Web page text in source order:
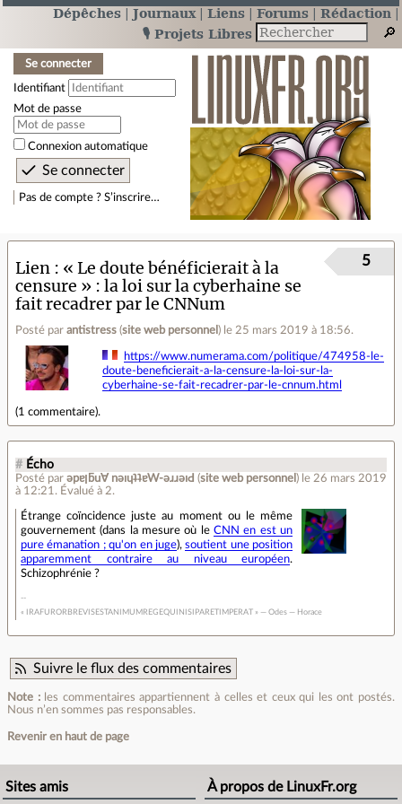
Dépêches Journaux Liens Forums
Rédaction
🎙️ Projets Libres
Se connecter
Identifiant
Mot de passe
Connexion automatique
Pas de compte ? S’inscrire…
Lien
« Le doute bénéficierait à la
censure » : la loi sur la cyberhaine se
fait recadrer par le CNNum
Posté par antistress (site web personnel ) le 25 mars 2019 à 18:56.
5
https://www.numerama.com/politique/474958-le-
doute-beneficierait-a-la-censure-la-loi-sur-la-
cyberhaine-se-fait-recadrer-par-le-cnnum.html
(1 commentaire).
# Écho
Posté par ǝpɐןƃu∀ nǝıɥʇʇɐW-ǝɹɹǝıԀ (site web personnel ) le 26 mars 2019
à 12:21 . Évalué à 2.
Étrange coïncidence juste au moment ou le même
gouvernement (dans la mesure où le CNN en est un
pure émanation ; qu'on en juge),soutient une position
apparemment contraire au niveau européen.
Schizophrénie ?
« IRAFURORBREVISESTANIMUMREGEQUINISIPARETIMPERAT » — Odes — Horace
Suivre le flux des commentaires
Note :les commentaires appartiennent à celles et ceux qui les ont postés.
Nous n’en sommes pas responsables.
Revenir en haut de page
Sites amis À propos de LinuxFr.org